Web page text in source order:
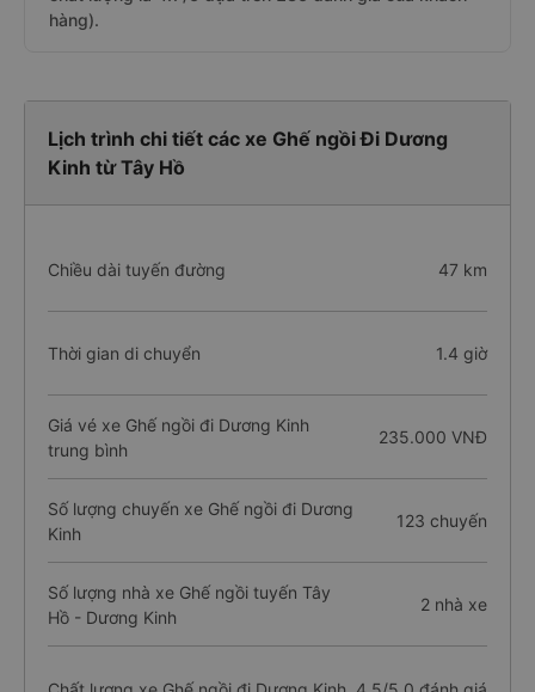
hàng).
Lịch trình chi tiết các xe Ghế ngồi Đi Dương
Kinh từ Tây Hồ
Chiều dài tuyến đường 47 km
Thời gian di chuyển 1.4 giờ
Giá vé xe Ghế ngồi đi Dương Kinh
trung bình
235.000 VNĐ
Số lượng chuyến xe Ghế ngồi đi Dương
Kinh
123 chuyến
Số lượng nhà xe Ghế ngồi tuyến Tây
Hồ - Dương Kinh
2 nhà xe